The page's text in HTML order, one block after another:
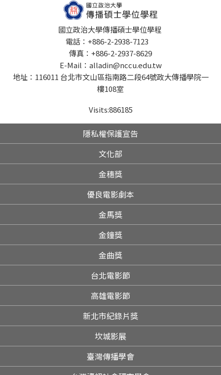
國立政治大學傳播碩士學位學程
電話：+886-2-2938-7123
傳真：+886-2-2937-8629
E-Mail：alladin@nccu.edu.tw
地址：116011 台北市文山區指南路二段64號政大傳播學院一
樓108室
Visits:886185
隱私權保護宣告
文化部
金穗獎
優良電影劇本
金馬獎
金鐘獎
金曲獎
台北電影節
高雄電影節
新北市紀錄片獎
坎城影展
臺灣傳播學會